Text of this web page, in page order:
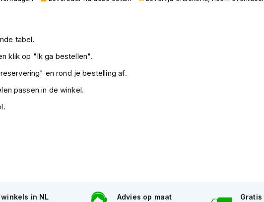
tabel.
klik op "Ik ga bestellen".
en rond je bestelling af.
passen in de winkel.
in NL
Advies op maat
Gratis